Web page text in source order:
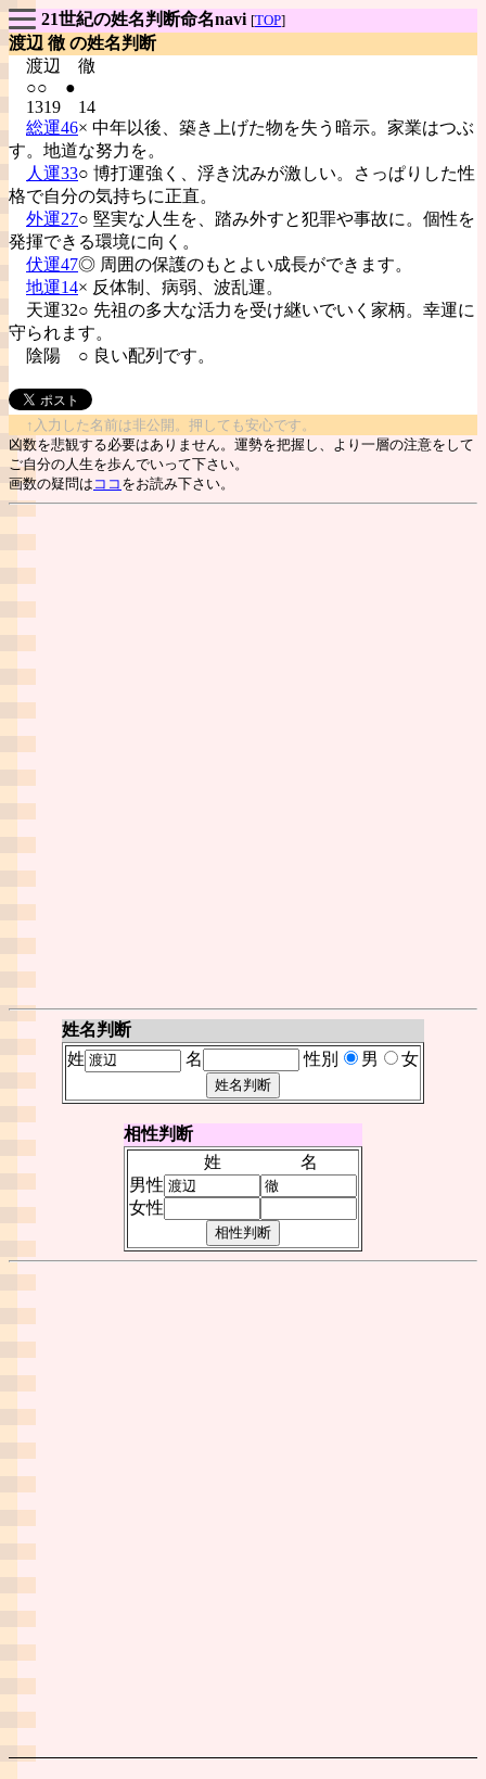
21世紀の姓名判断命名navi [TOP]
渡辺 徹 の姓名判断
渡辺 徹
○○ ●
1319 14
総運46× 中年以後、築き上げた物を失う暗示。家業はつぶ
す。地道な努力を。
人運33○ 博打運強く、浮き沈みが激しい。さっぱりした性
格で自分の気持ちに正直。
外運27○ 堅実な人生を、踏み外すと犯罪や事故に。個性を
発揮できる環境に向く。
伏運47◎ 周囲の保護のもとよい成長ができます。
地運14× 反体制、病弱、波乱運。
天運32○ 先祖の多大な活力を受け継いでいく家柄。幸運に
守られます。
陰陽 ○ 良い配列です。
↑入力した名前は非公開。押しても安心です。
凶数を悲観する必要はありません。運勢を把握し、より一層の注意をして
ご自分の人生を歩んでいって下さい。
画数の疑問は ココ をお読み下さい。
姓名判断
姓
名 性別 男 女
相性判断
姓
名
男性
女性